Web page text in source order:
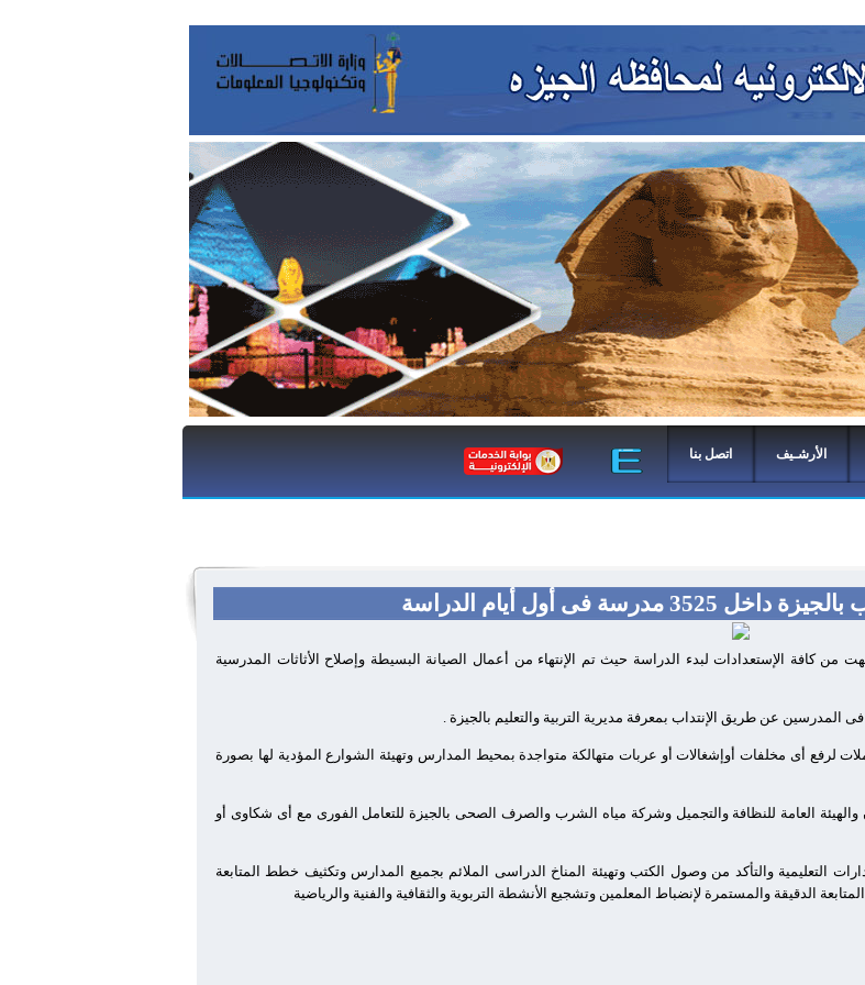
الأرشـيف اتصل بنا
فى أول أيام الدراسة
من كافة الإستعدادات لبدء الدراسة حيث تم الإنتهاء من أعمال الصيانة البسيطة وإصلاح الأثاثات المدرسية
عن طريق الإنتداب بمعرفة مديرية التربية والتعليم بالجيزة .
لرفع أى مخلفات أوإشغالات أو عربات متهالكة متواجدة بمحيط المدارس وتهيئة الشوارع المؤدية لها بصورة
العامة للنظافة والتجميل وشركة مياه الشرب والصرف الصحى بالجيزة للتعامل الفورى مع أى شكاوى أو
التعليمية والتأكد من وصول الكتب وتهيئة المناخ الدراسى الملائم بجميع المدارس وتكثيف خطط المتابعة
الدقيقة والمستمرة لإنضباط المعلمين وتشجيع الأنشطة التربوية والثقافية والفنية والرياضية